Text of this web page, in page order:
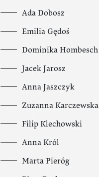
Ada Dobosz
Emilia Gędoś
Dominika Hombesch
Jacek Jarosz
Anna Jaszczyk
Zuzanna Karczewska
Filip Klechowski
Anna Król
Marta Pieróg